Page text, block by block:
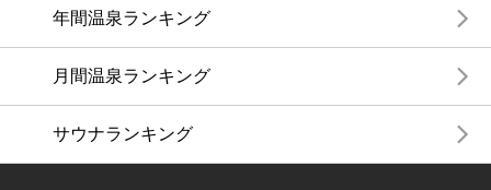
年間温泉ランキング
月間温泉ランキング
サウナランキング